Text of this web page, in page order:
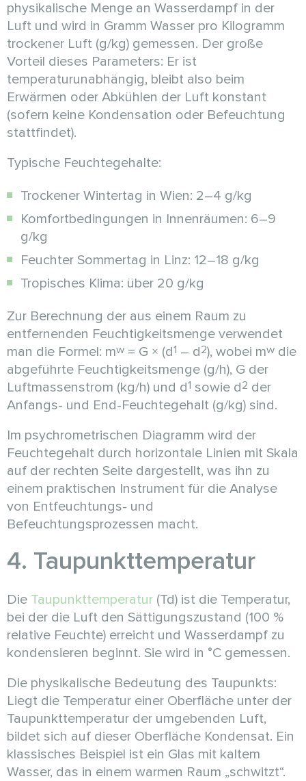
physikalische Menge an Wasserdampf in der
Luft und wird in Gramm Wasser pro Kilogramm
trockener Luft (g/kg) gemessen. Der große
Vorteil dieses Parameters: Er ist
temperaturunabhängig, bleibt also beim
Erwärmen oder Abkühlen der Luft konstant
(sofern keine Kondensation oder Befeuchtung
stattfindet).
Typische Feuchtegehalte:
Trockener Wintertag in Wien: 2–4 g/kg
Komfortbedingungen in Innenräumen: 6–9
g/kg
Feuchter Sommertag in Linz: 12–18 g/kg
Tropisches Klima: über 20 g/kg
Zur Berechnung der aus einem Raum zu
entfernenden Feuchtigkeitsmenge verwendet
man die Formel: mw = G × (d1 – d2), wobei mw die
abgeführte Feuchtigkeitsmenge (g/h), G der
Luftmassenstrom (kg/h) und d1 sowie d2 der
Anfangs- und End-Feuchtegehalt (g/kg) sind.
Im psychrometrischen Diagramm wird der
Feuchtegehalt durch horizontale Linien mit Skala
auf der rechten Seite dargestellt, was ihn zu
einem praktischen Instrument für die Analyse
von Entfeuchtungs- und
Befeuchtungsprozessen macht.
4. Taupunkttemperatur
Die Taupunkttemperatur (Td) ist die Temperatur,
bei der die Luft den Sättigungszustand (100 %
relative Feuchte) erreicht und Wasserdampf zu
kondensieren beginnt. Sie wird in °C gemessen.
Die physikalische Bedeutung des Taupunkts:
Liegt die Temperatur einer Oberfläche unter der
Taupunkttemperatur der umgebenden Luft,
bildet sich auf dieser Oberfläche Kondensat. Ein
klassisches Beispiel ist ein Glas mit kaltem
Wasser, das in einem warmen Raum „schwitzt“.